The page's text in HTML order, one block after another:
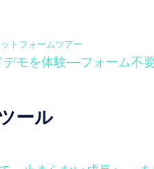
トフォームツアー
モを体験—フォーム不
ール